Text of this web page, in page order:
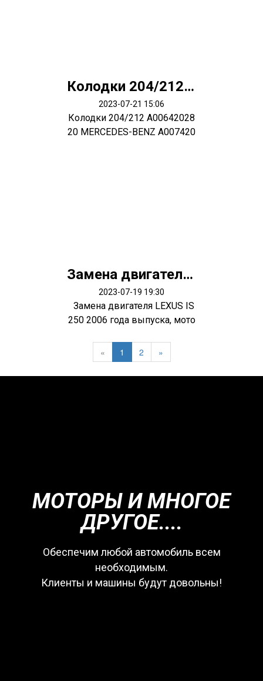
Колодки 204/212 A0064202820 MERCEDES-BENZ A0074207520
2023-07-21 15:06
Колодки 204/212 A00642028
20 MERCEDES-BENZ A007420
Замена двигателя LEXUS IS250
2023-07-19 19:30
Замена двигателя LEXUS IS
250 2006 года выпуска, мото
« 1 2 »
МОТОРЫ И МНОГОЕ
ДРУГОЕ....
Обеспечим любой автомобиль всем
необходимым.
Клиенты и машины будут довольны!